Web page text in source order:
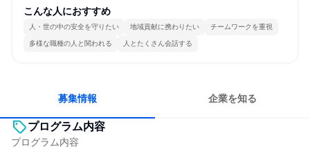
こんな人におすすめ
人・世の中の安全を守りたい 地域貢献に携わりたい チームワークを重視
多様な職種の人と関われる 人とたくさん会話する
募集情報 企業を知る
プログラム内容
プログラム内容